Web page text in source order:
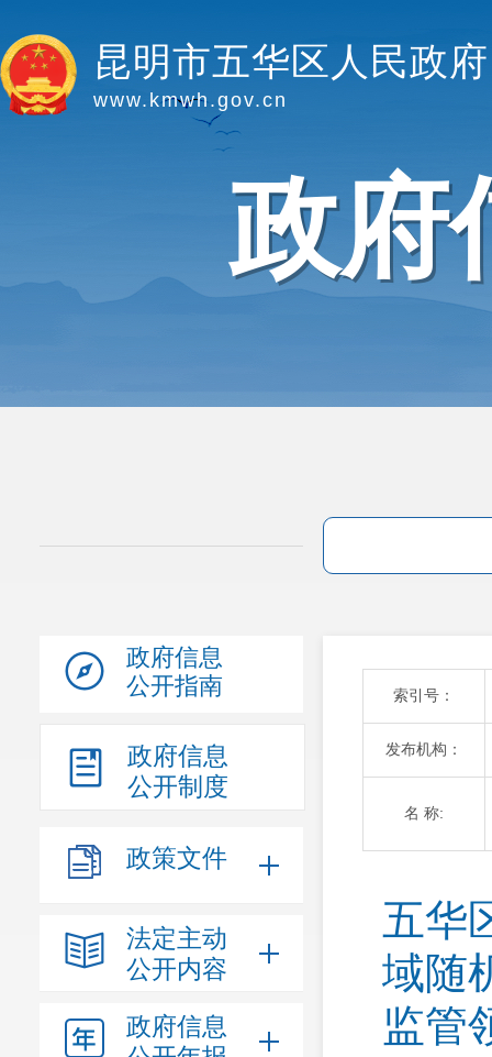
昆明市五华区人民政府
www.kmwh.gov.cn
政府
政府信息
公开指南
政府信息
公开制度
政策文件
法定主动
公开内容
政府信息
索引号：
发布机构：
名 称:
五华
域随
监管